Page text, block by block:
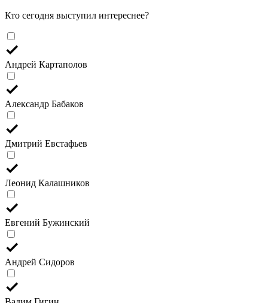
Кто сегодня выступил интереснее?
Андрей Картаполов
Александр Бабаков
Дмитрий Евстафьев
Леонид Калашников
Евгений Бужинский
Андрей Сидоров